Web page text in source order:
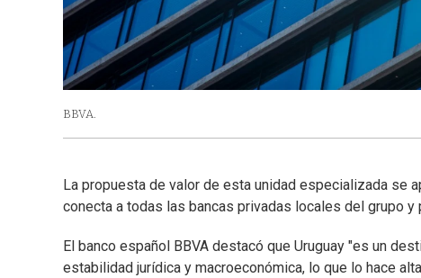
BBVA.
La propuesta de valor de esta unidad especializada se
conecta a todas las bancas privadas locales del grupo
El banco español BBVA destacó que Uruguay "es un
estabilidad jurídica y macroeconómica, lo que lo hace